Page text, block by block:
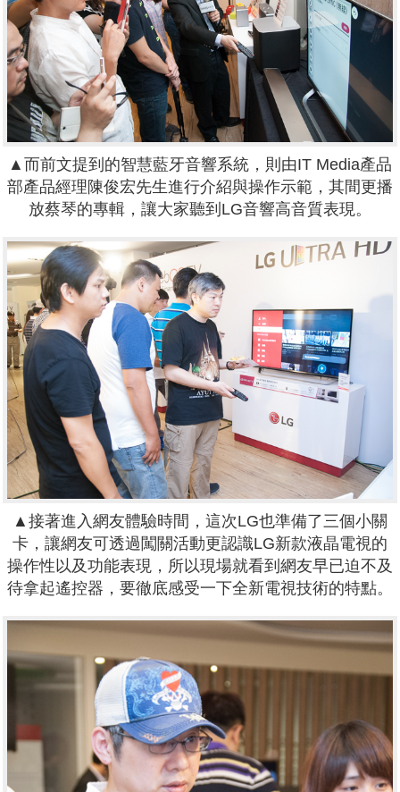
▲而前文提到的智慧藍牙音響系統，則由IT Media產品
部產品經理陳俊宏先生進行介紹與操作示範，其間更播
放蔡琴的專輯，讓大家聽到LG音響高音質表現。
▲接著進入網友體驗時間，這次LG也準備了三個小關
卡，讓網友可透過闖關活動更認識LG新款液晶電視的
操作性以及功能表現，所以現場就看到網友早已迫不及
待拿起遙控器，要徹底感受一下全新電視技術的特點。